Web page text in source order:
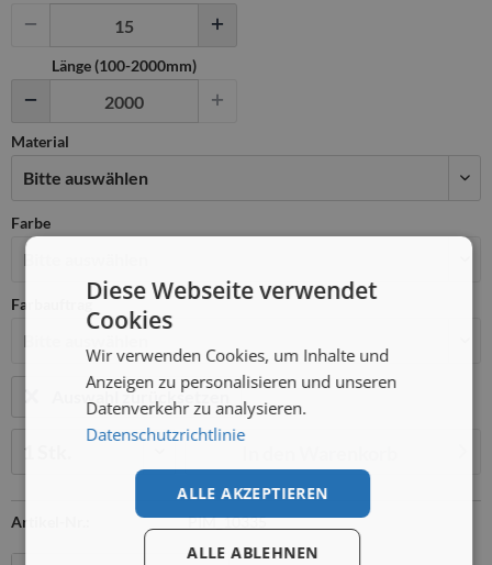
Länge (100-2000mm)
Material
Farbe
Farbauftrag
Auswahl zurücksetzen
Artikel-Nr.: PIM_10335
Diese Webseite verwendet
Cookies
Wir verwenden Cookies, um Inhalte und
Anzeigen zu personalisieren und unseren
Datenverkehr zu analysieren.
Datenschutzrichtlinie
ALLE AKZEPTIEREN
ALLE ABLEHNEN